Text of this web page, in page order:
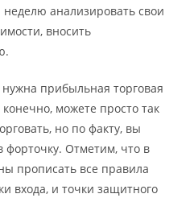
анализировать свои
вносить
прибыльная торговая
можете просто так
но по факту, вы
форточку. Отметим, что в
прописать все правила
входа, и точки защитного